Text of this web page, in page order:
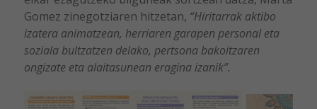
Gomez zinegotziaren hitzetan, “Hiritarrak aktibo
izatera animatzean, herriaren garapen personal eta
soziala bultzatzen delako, pertsona bakoitzaren
ongizate eta alaitasunean eragina izanik”.